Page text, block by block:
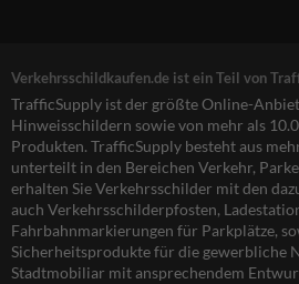
Verkehrsschildkaufen.de ist ein Teil von
TrafficSupply ist der größte Online-
Hinweisschildern sowie von mehr als
Produkten. TrafficSupply besteht aus
unterteilt in den Bereichen Verkehr,
erhalten Sie Verkehrsschilder mit den
auch Verkehrsschilderpfosten,
Fahrbahnmarkierungen für Parkplätze,
Sicherheitsprodukte für die gewerbliche
Stadtmobiliar mit ansprechendem